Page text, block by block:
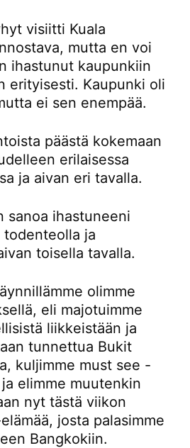
visiitti Kuala
mutta en voi
ihastunut kaupunkiin
erityisesti. Kaupunki oli
ei sen enempää.
päästä kokemaan
erilaisessa
ja aivan eri tavalla.
sanoa ihastuneeni
todenteolla ja
toisella tavalla.
olimme
eli majotuimme
liikkeistään ja
tunnettua Bukit
kuljimme must see -
elimme muutenkin
nyt tästä viikon
josta palasimme
Bangkokiin.